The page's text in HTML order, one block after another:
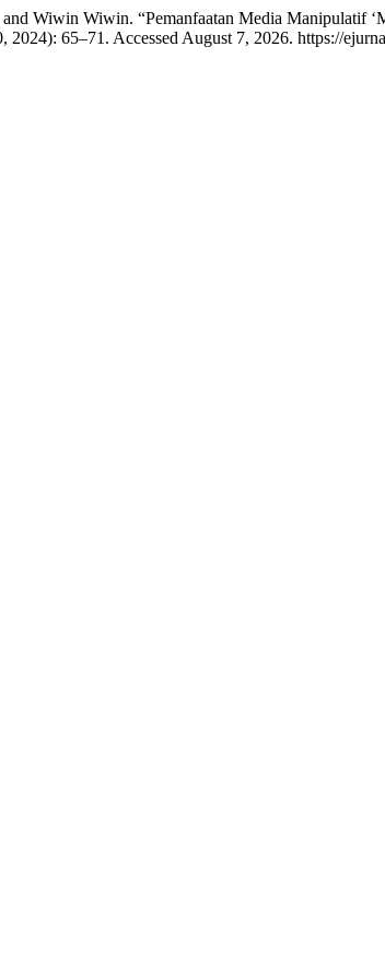
Wiwin Wiwin. “Pemanfaatan Media Manipulatif
2024): 65–71. Accessed August 7, 2026. https://